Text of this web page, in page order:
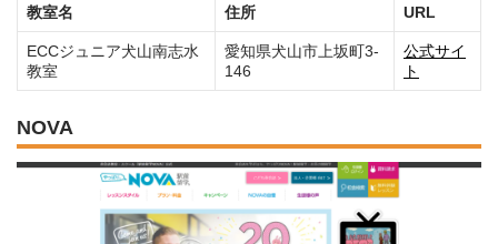
教室名
住所 URL
ECCジュニア犬山南志水
教室
愛知県犬山市上坂町3-
146
公式サイ
ト
NOVA